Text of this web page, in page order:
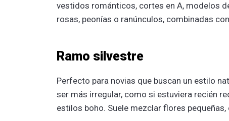
vestidos románticos, cortes en A, modelos
rosas, peonías o ranúnculos, combinadas
Ramo silvestre
Perfecto para novias que buscan un estilo
ser más irregular, como si estuviera recién
estilos boho. Suele mezclar flores